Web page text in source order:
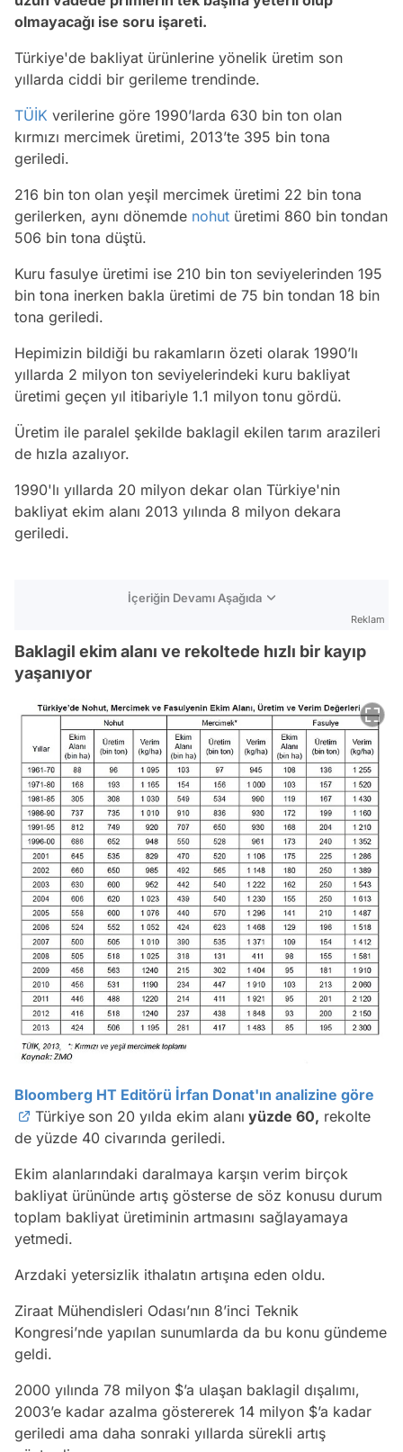
olmayacağı ise soru işareti.
Türkiye'de bakliyat ürünlerine yönelik üretim son
yıllarda ciddi bir gerileme trendinde.
TÜİK verilerine göre 1990’larda 630 bin ton olan
kırmızı mercimek üretimi, 2013’te 395 bin tona
geriledi.
216 bin ton olan yeşil mercimek üretimi 22 bin tona
gerilerken, aynı dönemde nohut üretimi 860 bin tondan
506 bin tona düştü.
Kuru fasulye üretimi ise 210 bin ton seviyelerinden 195
bin tona inerken bakla üretimi de 75 bin tondan 18 bin
tona geriledi.
Hepimizin bildiği bu rakamların özeti olarak 1990’lı
yıllarda 2 milyon ton seviyelerindeki kuru bakliyat
üretimi geçen yıl itibariyle 1.1 milyon tonu gördü.
Üretim ile paralel şekilde baklagil ekilen tarım arazileri
de hızla azalıyor.
1990'lı yıllarda 20 milyon dekar olan Türkiye'nin
bakliyat ekim alanı 2013 yılında 8 milyon dekara
geriledi.
İçeriğin Devamı Aşağıda
Reklam
Baklagil ekim alanı ve rekoltede hızlı bir kayıp
yaşanıyor
Bloomberg HT Editörü İrfan Donat'ın analizine göre
Türkiye son 20 yılda ekim alanı yüzde 60, rekolte
de yüzde 40 civarında geriledi.
Ekim alanlarındaki daralmaya karşın verim birçok
bakliyat ürününde artış gösterse de söz konusu durum
toplam bakliyat üretiminin artmasını sağlayamaya
yetmedi.
Arzdaki yetersizlik ithalatın artışına eden oldu.
Ziraat Mühendisleri Odası’nın 8’inci Teknik
Kongresi’nde yapılan sunumlarda da bu konu gündeme
geldi.
2000 yılında 78 milyon $’a ulaşan baklagil dışalımı,
2003’e kadar azalma göstererek 14 milyon $’a kadar
geriledi ama daha sonraki yıllarda sürekli artış